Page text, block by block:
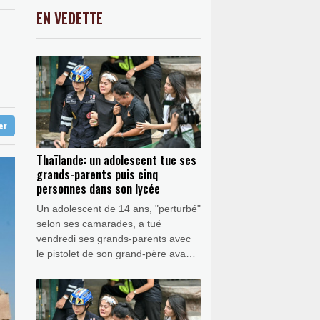
d'œuvre
sa route
étrangère", prévient le chef de la
-0.23%
-0.41%
0.46% 4322.09 €
EN VEDETTE
Thaïlande: un adolescent tue ses
grands-parents puis cinq
personnes dans son lycée
Un adolescent de 14 ans, "perturbé"
selon ses camarades, a tué
vendredi ses grands-parents avec
le pistolet de son grand-père avant
son lycée, près de Bangkok, a
indiqué la police thaïlandaise.